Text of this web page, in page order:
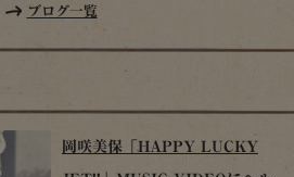
ブログ一覧
岡咲美保「HAPPY LUCKY